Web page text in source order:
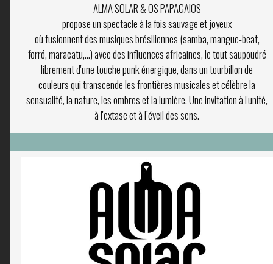
ALMA SOLAR & OS PAPAGAIOS
propose un spectacle à la fois sauvage et joyeux
où fusionnent des musiques brésiliennes (samba, mangue-beat,
forró, maracatu,...) avec des influences africaines, le tout saupoudré
librement d'une touche punk énergique, dans un tourbillon de
couleurs qui transcende les frontières musicales et célèbre la
sensualité, la nature, les ombres et la lumière. Une invitation à l'unité,
à l'extase et à l’éveil des sens.